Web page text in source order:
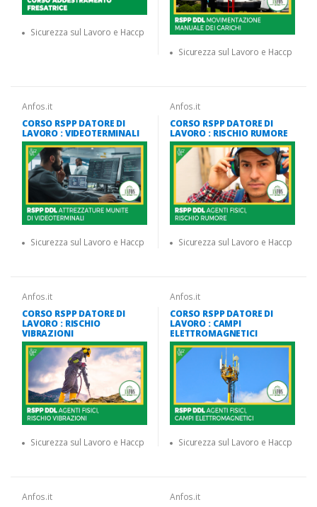
Sicurezza sul Lavoro e Haccp
Sicurezza sul Lavoro e Haccp
Anfos.it
CORSO RSPP DATORE DI
LAVORO : VIDEOTERMINALI
Sicurezza sul Lavoro e Haccp
Anfos.it
CORSO RSPP DATORE DI
LAVORO : RISCHIO RUMORE
Sicurezza sul Lavoro e Haccp
Anfos.it
CORSO RSPP DATORE DI
LAVORO : RISCHIO
VIBRAZIONI
Sicurezza sul Lavoro e Haccp
Anfos.it
CORSO RSPP DATORE DI
LAVORO : CAMPI
ELETTROMAGNETICI
Sicurezza sul Lavoro e Haccp
Anfos.it
Anfos.it